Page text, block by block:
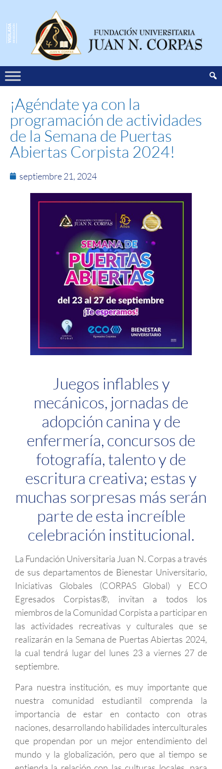
¡Agéndate ya con la
programación de actividades
de la Semana de Puertas
Abiertas Corpista 2024!
septiembre 21, 2024
Juegos inflables y
mecánicos, jornadas de
adopción canina y de
enfermería, concursos de
fotografía, talento y de
escritura creativa; estas y
muchas sorpresas más serán
parte de esta increíble
celebración institucional.
La Fundación Universitaria Juan N. Corpas a través
de sus departamentos de Bienestar Universitario,
Iniciativas Globales (CORPAS Global) y ECO
Egresados Corpistas®, invitan a todos los
miembros de la Comunidad Corpista a participar en
las actividades recreativas y culturales que se
realizarán en la Semana de Puertas Abiertas 2024,
la cual tendrá lugar del lunes 23 a viernes 27 de
septiembre.
Para nuestra institución, es muy importante que
nuestra comunidad estudiantil comprenda la
importancia de estar en contacto con otras
naciones, desarrollando habilidades interculturales
que propendan por un mejor entendimiento del
mundo y la globalización, pero que al tiempo se